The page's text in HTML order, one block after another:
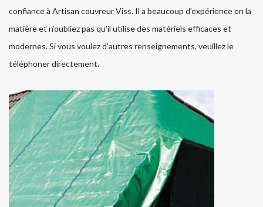
confiance à Artisan couvreur Viss. Il a beaucoup d'expérience en la
matière et n'oubliez pas qu'il utilise des matériels efficaces et
modernes. Si vous voulez d'autres renseignements, veuillez le
téléphoner directement.